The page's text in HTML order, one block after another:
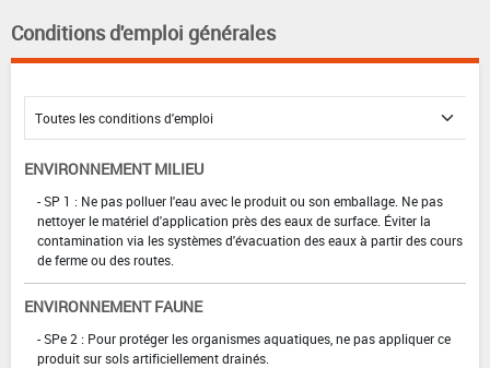
Conditions d'emploi générales
ENVIRONNEMENT MILIEU
- SP 1 : Ne pas polluer l'eau avec le produit ou son emballage. Ne pas
nettoyer le matériel d'application près des eaux de surface. Éviter la
contamination via les systèmes d'évacuation des eaux à partir des cours
de ferme ou des routes.
ENVIRONNEMENT FAUNE
- SPe 2 : Pour protéger les organismes aquatiques, ne pas appliquer ce
produit sur sols artificiellement drainés.